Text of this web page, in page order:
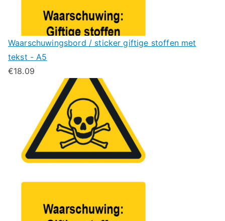
Waarschuwingsbord / sticker giftige stoffen met
tekst - A5
€18.09